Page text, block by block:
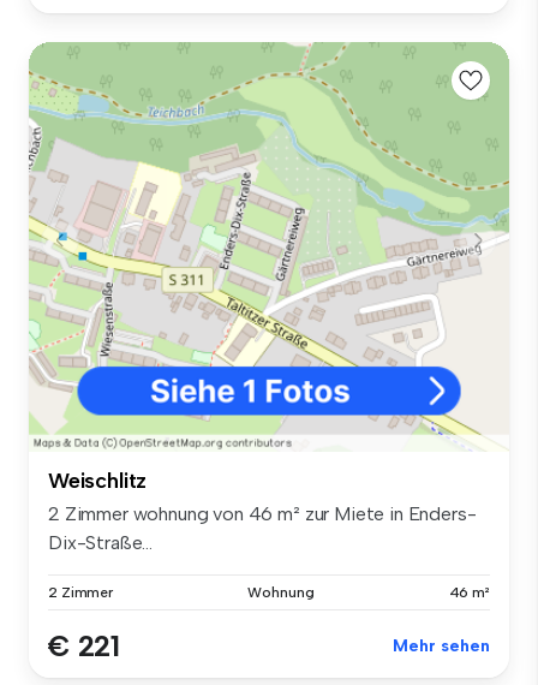
Weischlitz
2 Zimmer wohnung von 46 m² zur Miete in Enders-
Dix-Straße...
2 Zimmer Wohnung 46 m²
€ 221 Mehr sehen